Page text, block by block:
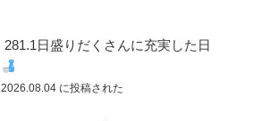
281.1日盛りだくさんに充実した日
2026.08.04 に投稿された